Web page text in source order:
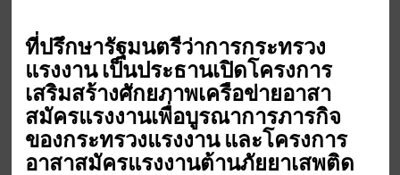
ที่ปรึกษารัฐมนตรีว่าการกระทรวง
แรงงาน เป็นประธานเปิดโครงการ
เสริมสร้างศักยภาพเครือข่ายอาสา
สมัครแรงงานเพื่อบูรณาการภารกิจ
ของกระทรวงแรงงาน และโครงการ
อาสาสมัครแรงงานต้านภัยยาเสพติด